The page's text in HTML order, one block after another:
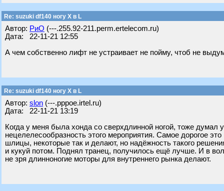
Re: suzuki df140 ногу X в L
Автор: РиО (---.255.92-211.perm.ertelecom.ru)
Дата: 22-11-21 12:55
А чем собственно лифт не устраивает не пойму, чтоб не
Re: suzuki df140 ногу X в L
Автор: slon (---.pppoe.irtel.ru)
Дата: 22-11-21 13:19
Когда у меня была хонда со сверхдлинной ногой, тоже думал
нецелелесообразность этого мероприятия. Самое дорогое
шлицы, некоторые так и делают, но надёжность такого
и кукуй потом. Поднял транец, получилось ещё лучше. И в
не зря длинноногие моторы для внутреннего рынка делают.